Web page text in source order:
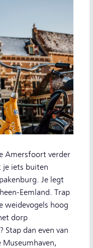
Amersfoort verder
iets buiten
Je legt
Eemland. Trap
weidevogels hoog
dorp
Stap dan even van